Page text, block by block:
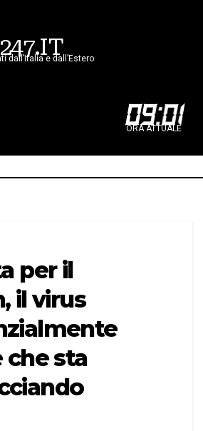
dall’Italia e dall’Estero
09:01
ORA ATTUALE
per il
il virus
che sta